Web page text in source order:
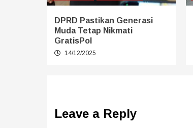
DPRD Pastikan Generasi
Muda Tetap Nikmati
GratisPol
14/12/2025
Leave a Reply